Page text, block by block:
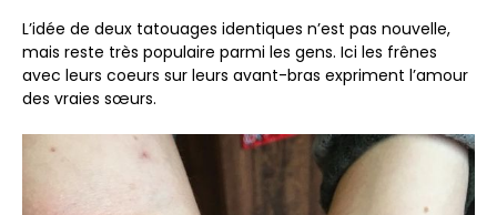
L’idée de deux tatouages ​​identiques n’est pas nouvelle,
mais reste très populaire parmi les gens. Ici les frênes
avec leurs coeurs sur leurs avant-bras expriment l’amour
des vraies sœurs.